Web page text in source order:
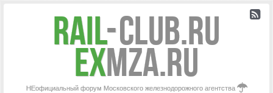
Rail-Club.RU
exMZA.RU
НЕофициальный форум Московского железнодорожного агентства